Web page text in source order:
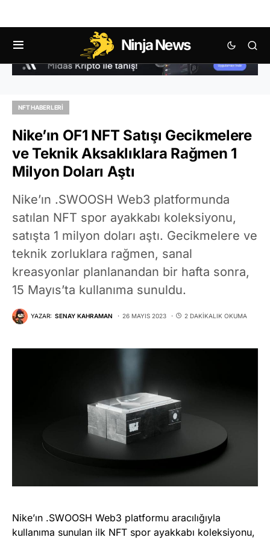
Ninja News
NFT HABERLERI
Nike’ın OF1 NFT Satışı Gecikmelere
ve Teknik Aksaklıklara Rağmen 1
Milyon Doları Aştı
Nike’ın .SWOOSH Web3 platformunda
satılan NFT spor ayakkabı koleksiyonu,
satışta 1 milyon doları aştı. Gecikmelere ve
teknik zorluklara rağmen, sanal
kreasyonlar planlanandan bir hafta sonra,
15 Mayıs’ta kullanıma sunuldu.
YAZAR: SENAY KAHRAMAN 26 MAYIS 2023 2 DAKIKALIK OKUMA
Nike’ın .SWOOSH Web3 platformu aracılığıyla
kullanıma sunulan ilk NFT spor ayakkabı koleksiyonu,